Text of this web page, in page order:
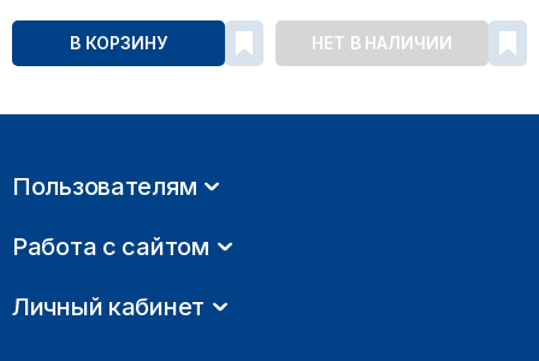
В КОРЗИНУ НЕТ В НАЛИЧИИ
Пользователям
Работа с сайтом
Личный кабинет